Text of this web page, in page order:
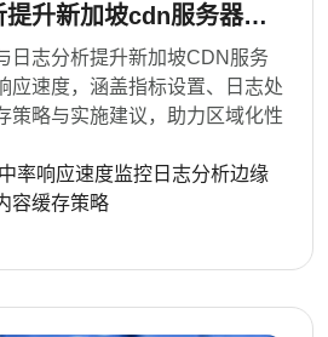
提升新加坡cdn服务器缓
速度
日志分析提升新加坡CDN服务
应速度，涵盖指标设置、日志处
策略与实施建议，助力区域化性
率响应速度监控 日志分析边缘
容缓存策略